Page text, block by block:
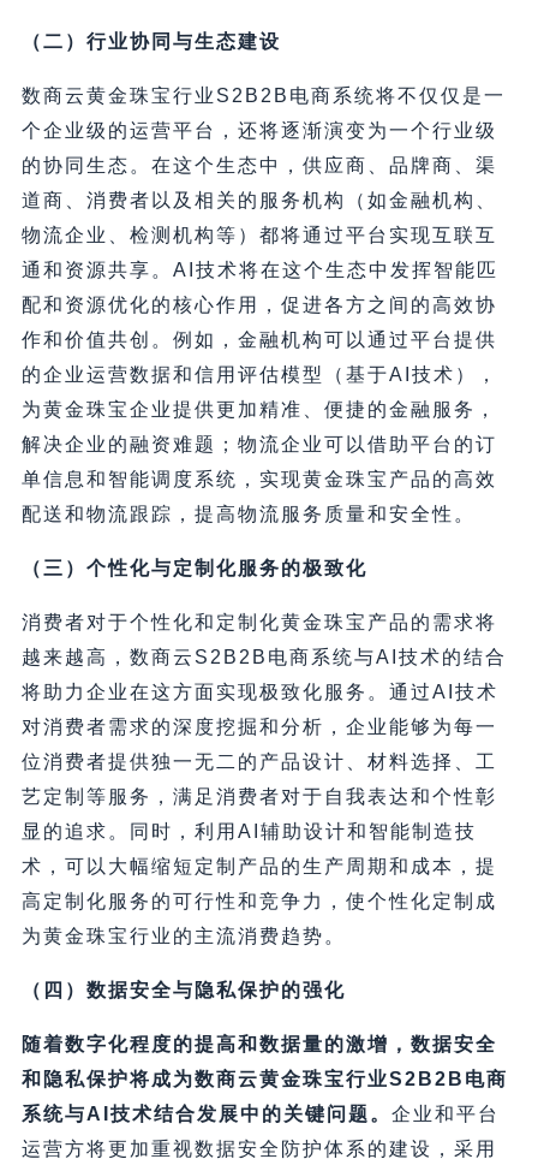
（二）行业协同与生态建设
数商云黄金珠宝行业S2B2B电商系统将不仅仅是一
个企业级的运营平台，还将逐渐演变为一个行业级
的协同生态。在这个生态中，供应商、品牌商、渠
道商、消费者以及相关的服务机构（如金融机构、
物流企业、检测机构等）都将通过平台实现互联互
通和资源共享。AI技术将在这个生态中发挥智能匹
配和资源优化的核心作用，促进各方之间的高效协
作和价值共创。例如，金融机构可以通过平台提供
的企业运营数据和信用评估模型（基于AI技术），
为黄金珠宝企业提供更加精准、便捷的金融服务，
解决企业的融资难题；物流企业可以借助平台的订
单信息和智能调度系统，实现黄金珠宝产品的高效
配送和物流跟踪，提高物流服务质量和安全性。
（三）个性化与定制化服务的极致化
消费者对于个性化和定制化黄金珠宝产品的需求将
越来越高，数商云S2B2B电商系统与AI技术的结合
将助力企业在这方面实现极致化服务。通过AI技术
对消费者需求的深度挖掘和分析，企业能够为每一
位消费者提供独一无二的产品设计、材料选择、工
艺定制等服务，满足消费者对于自我表达和个性彰
显的追求。同时，利用AI辅助设计和智能制造技
术，可以大幅缩短定制产品的生产周期和成本，提
高定制化服务的可行性和竞争力，使个性化定制成
为黄金珠宝行业的主流消费趋势。
（四）数据安全与隐私保护的强化
随着数字化程度的提高和数据量的激增，数据安全
和隐私保护将成为数商云黄金珠宝行业S2B2B电商
系统与AI技术结合发展中的关键问题。 企业和平台
运营方将更加重视数据安全防护体系的建设，采用